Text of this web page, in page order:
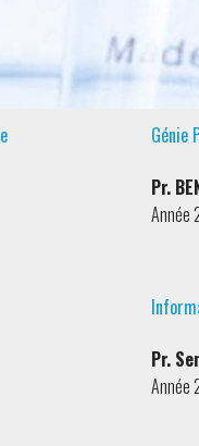
Génie
Pr.
Année
Pr.
Année